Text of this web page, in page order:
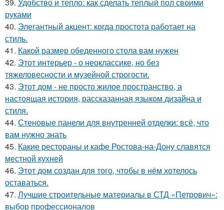
руками
40. Элегантный акцент: когда простота работает на
стиль.
41. Какой размер обеденного стола вам нужен
42. Этот интерьер - о неоклассике, но без
тяжеловесности и музейной строгости.
43. Этот дом - не просто жилое пространство, а
настоящая история, рассказанная языком дизайна и
стиля.
44. Стеновые панели для внутренней отделки: всё, что
вам нужно знать
45. Какие рестораны и кафе Ростова-на-Дону славятся
местной кухней
46. Этот дом создан для того, чтобы в нём хотелось
оставаться.
47. Лучшие строительные материалы в СТД «Петрович»:
выбор профессионалов